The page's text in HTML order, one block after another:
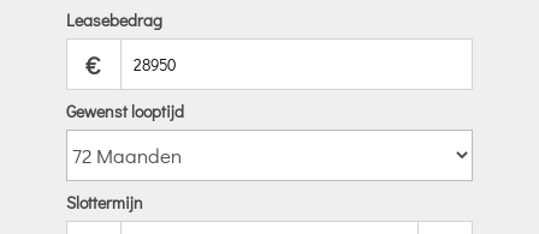
Leasebedrag
€
Gewenst looptijd
Slottermijn